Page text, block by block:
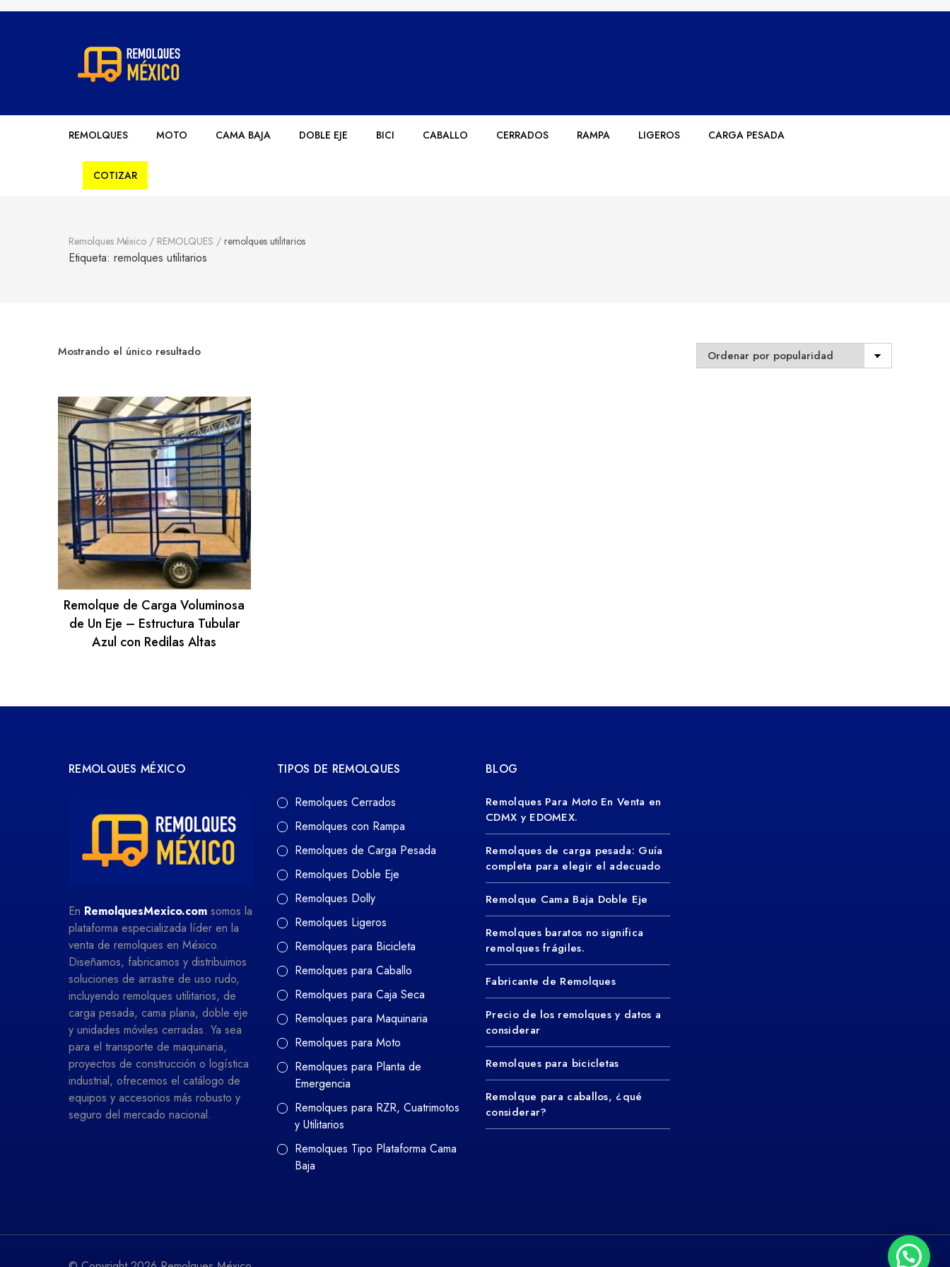
Remolques México
REMOLQUES MOTO CAMA BAJA DOBLE EJE BICI CABALLO CERRADOS RAMPA LIGEROS CARGA PESADA
COTIZAR
Remolques México / REMOLQUES / remolques utilitarios
Etiqueta: remolques utilitarios
Mostrando el único resultado
Remolque de Carga Voluminosa
de Un Eje – Estructura Tubular
Azul con Redilas Altas
REMOLQUES MÉXICO
En RemolquesMexico.com somos la
plataforma especializada líder en la
venta de remolques en México.
Diseñamos, fabricamos y distribuimos
soluciones de arrastre de uso rudo,
incluyendo remolques utilitarios, de
carga pesada, cama plana, doble eje
y unidades móviles cerradas. Ya sea
para el transporte de maquinaria,
proyectos de construcción o logística
industrial, ofrecemos el catálogo de
equipos y accesorios más robusto y
seguro del mercado nacional.
TIPOS DE REMOLQUES
Remolques Cerrados
Remolques con Rampa
Remolques de Carga Pesada
Remolques Doble Eje
Remolques Dolly
Remolques Ligeros
Remolques para Bicicleta
Remolques para Caballo
Remolques para Caja Seca
Remolques para Maquinaria
Remolques para Moto
Remolques para Planta de
Emergencia
Remolques para RZR, Cuatrimotos
y Utilitarios
Remolques Tipo Plataforma Cama
Baja
BLOG
Remolques Para Moto En Venta en
CDMX y EDOMEX.
Remolques de carga pesada: Guía
completa para elegir el adecuado
Remolque Cama Baja Doble Eje
Remolques baratos no significa
remolques frágiles.
Fabricante de Remolques
Precio de los remolques y datos a
considerar
Remolques para bicicletas
Remolque para caballos, ¿qué
considerar?